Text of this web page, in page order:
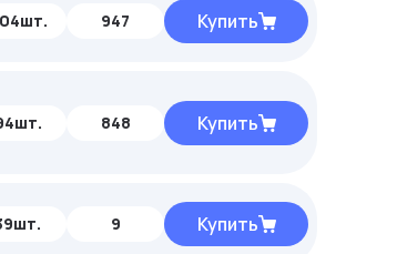
947 Купить
848 Купить
9 Купить